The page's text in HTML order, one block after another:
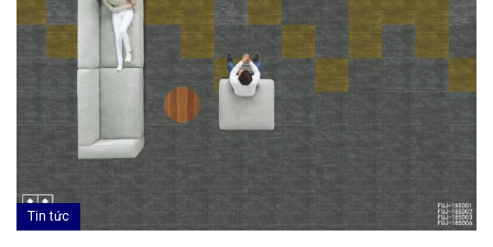
Tin tức